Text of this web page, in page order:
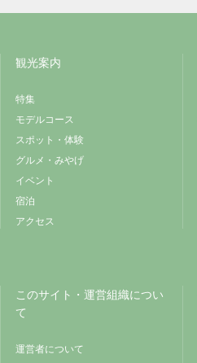
観光案内
特集
モデルコース
スポット・体験
グルメ・みやげ
イベント
宿泊
アクセス
このサイト・運営組織につい
て
運営者について